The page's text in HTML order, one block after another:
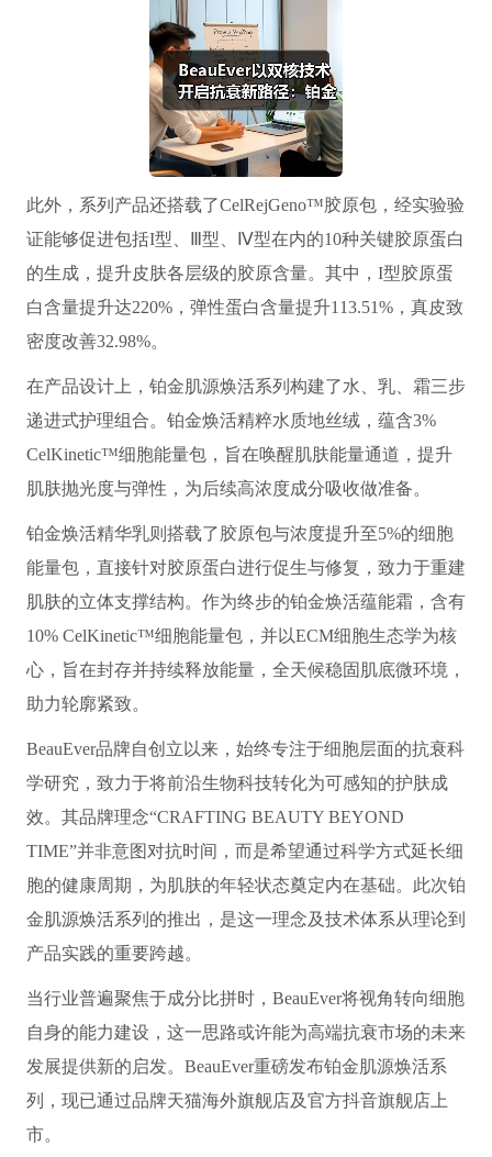
此外，系列产品还搭载了CelRejGeno™胶原包，经实验验
证能够促进包括I型、Ⅲ型、Ⅳ型在内的10种关键胶原蛋白
的生成，提升皮肤各层级的胶原含量。其中，I型胶原蛋
白含量提升达220%，弹性蛋白含量提升113.51%，真皮致
密度改善32.98%。
在产品设计上，铂金肌源焕活系列构建了水、乳、霜三步
递进式护理组合。铂金焕活精粹水质地丝绒，蕴含3%
CelKinetic™细胞能量包，旨在唤醒肌肤能量通道，提升
肌肤抛光度与弹性，为后续高浓度成分吸收做准备。
铂金焕活精华乳则搭载了胶原包与浓度提升至5%的细胞
能量包，直接针对胶原蛋白进行促生与修复，致力于重建
肌肤的立体支撑结构。作为终步的铂金焕活蕴能霜，含有
10% CelKinetic™细胞能量包，并以ECM细胞生态学为核
心，旨在封存并持续释放能量，全天候稳固肌底微环境，
助力轮廓紧致。
BeauEver品牌自创立以来，始终专注于细胞层面的抗衰科
学研究，致力于将前沿生物科技转化为可感知的护肤成
效。其品牌理念“CRAFTING BEAUTY BEYOND
TIME”并非意图对抗时间，而是希望通过科学方式延长细
胞的健康周期，为肌肤的年轻状态奠定内在基础。此次铂
金肌源焕活系列的推出，是这一理念及技术体系从理论到
产品实践的重要跨越。
当行业普遍聚焦于成分比拼时，BeauEver将视角转向细胞
自身的能力建设，这一思路或许能为高端抗衰市场的未来
发展提供新的启发。BeauEver重磅发布铂金肌源焕活系
列，现已通过品牌天猫海外旗舰店及官方抖音旗舰店上
市。